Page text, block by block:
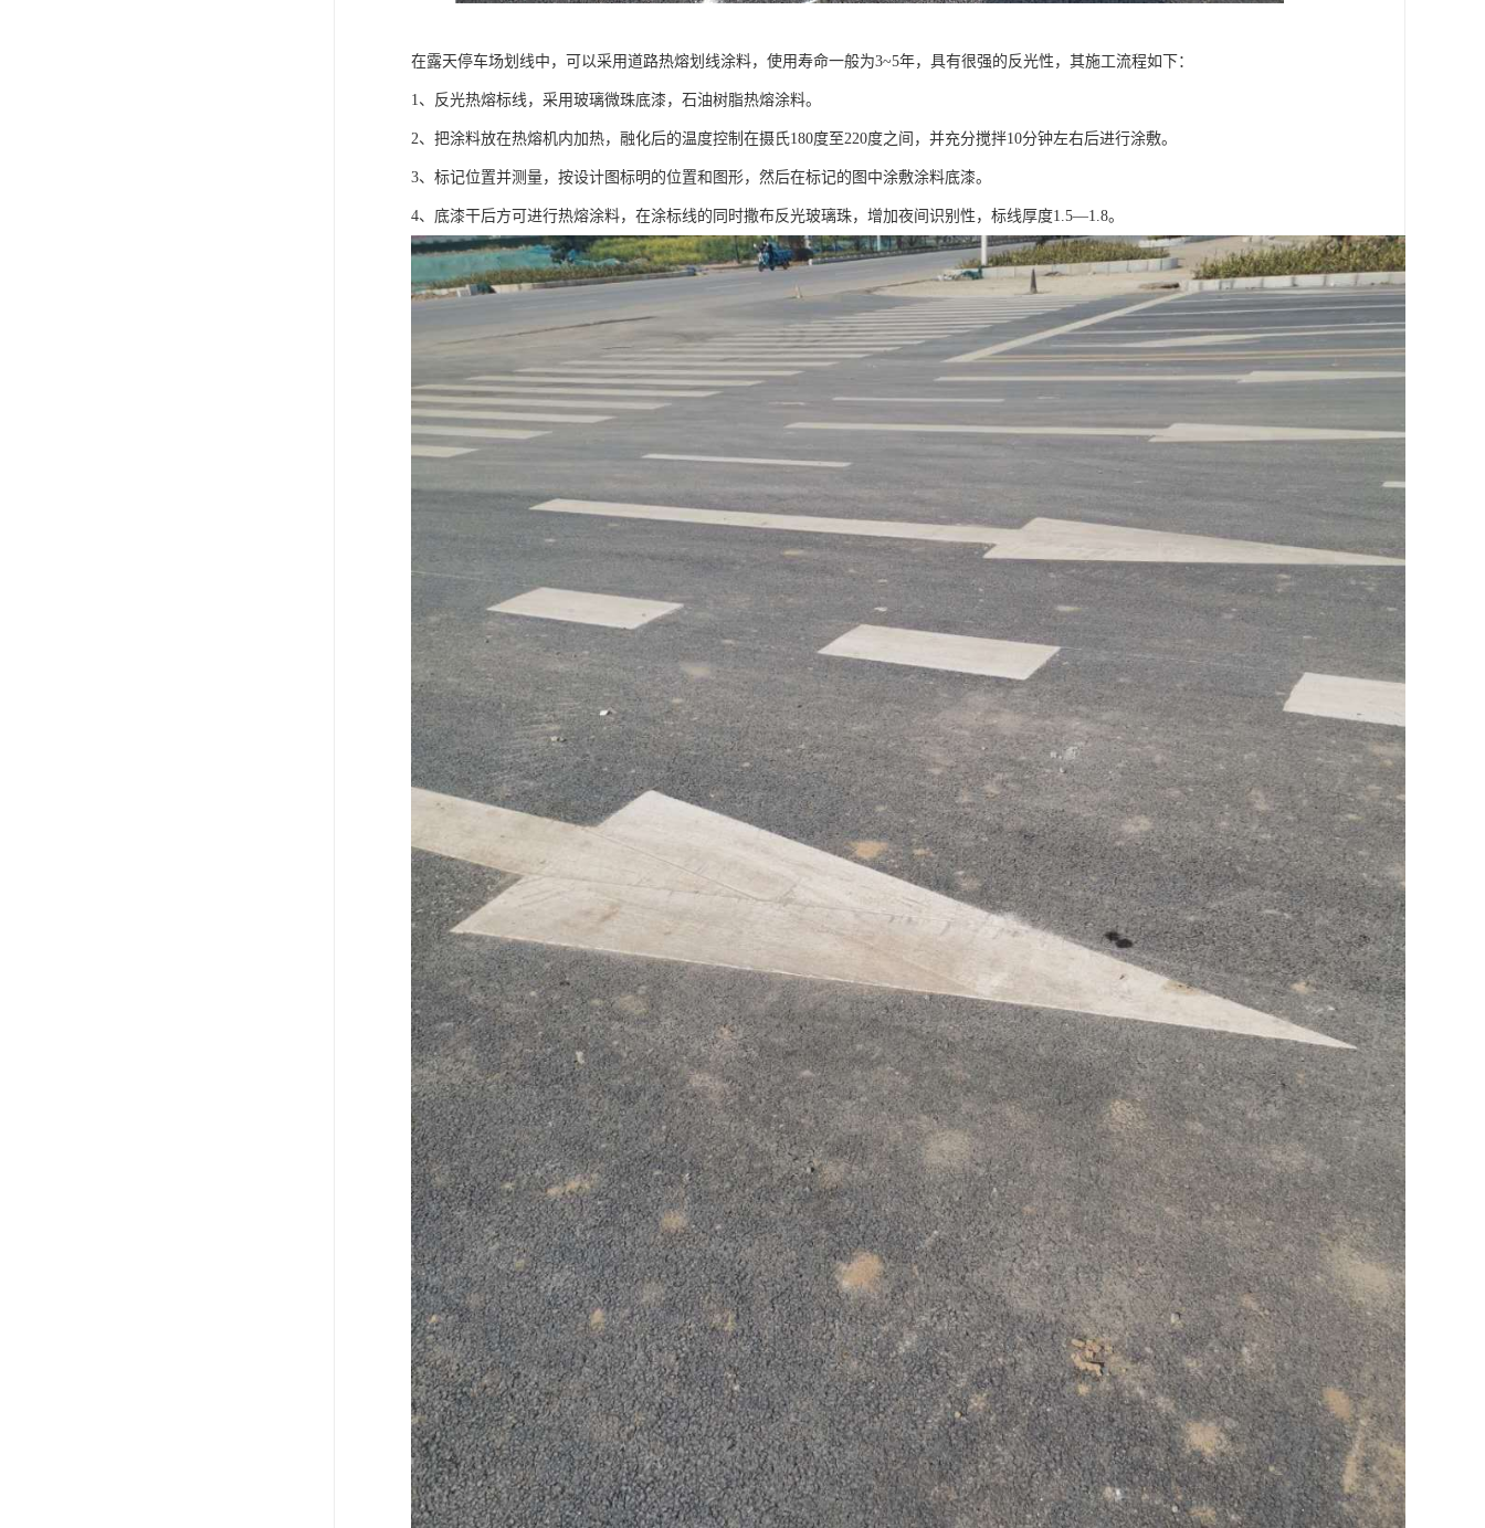
在露天停车场划线中，可以采用道路热熔划线涂料，使用寿命一般为3~5年，具有很强的反光性，其施工流程如下：
1、反光热熔标线，采用玻璃微珠底漆，石油树脂热熔涂料。
2、把涂料放在热熔机内加热，融化后的温度控制在摄氏180度至220度之间，并充分搅拌10分钟左右后进行涂敷。
3、标记位置并测量，按设计图标明的位置和图形，然后在标记的图中涂敷涂料底漆。
4、底漆干后方可进行热熔涂料，在涂标线的同时撒布反光玻璃珠，增加夜间识别性，标线厚度1.5—1.8。